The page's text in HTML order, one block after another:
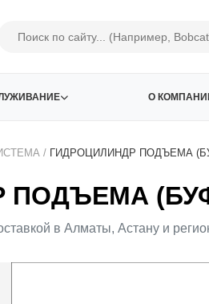
О
/ ГИДРОЦИЛИНДР ПОДЪЕМА
в Алматы, Астану и